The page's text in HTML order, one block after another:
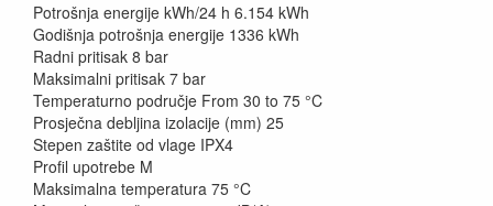
Potrošnja energije kWh/24 h 6.154 kWh
Godišnja potrošnja energije 1336 kWh
Radni pritisak 8 bar
Maksimalni pritisak 7 bar
Temperaturno područje From 30 to 75 °C
Prosječna debljina izolacije (mm) 25
Stepen zaštite od vlage IPX4
Profil upotrebe M
Maksimalna temperatura 75 °C